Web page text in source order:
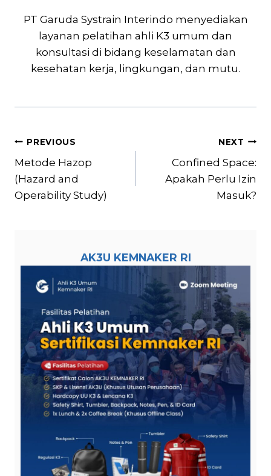
PT Garuda Systrain Interindo menyediakan
layanan pelatihan ahli K3 umum dan
konsultasi di bidang keselamatan dan
kesehatan kerja, lingkungan, dan mutu.
Post
navigation
PREVIOUS
Metode Hazop
(Hazard and
Operability Study)
NEXT
Confined Space:
Apakah Perlu Izin
Masuk?
AK3U KEMNAKER RI